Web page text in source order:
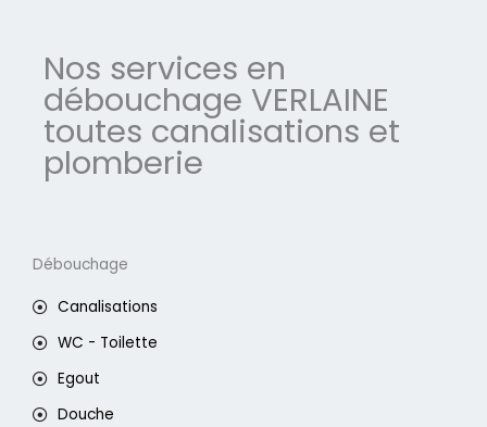
Nos services en
débouchage VERLAINE
toutes canalisations et
plomberie
Débouchage
Canalisations
WC - Toilette
Egout
Douche